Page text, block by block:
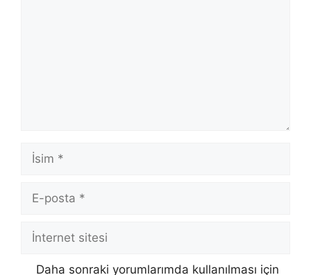
İsim
posta
İnternet
sitesi
Daha sonraki yorumlarımda kullanılması için